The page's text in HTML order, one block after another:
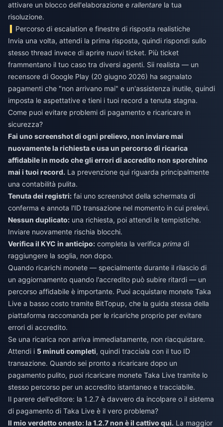
attivare un blocco dell'elaborazione e rallentare la tua
risoluzione.
Percorso di escalation e finestre di risposta realistiche
Invia una volta, attendi la prima risposta, quindi rispondi sullo
stesso thread invece di aprire nuovi ticket. Più ticket
frammentano il tuo caso tra diversi agenti. Sii realista — un
recensore di Google Play (20 giugno 2026) ha segnalato
pagamenti che "non arrivano mai" e un'assistenza inutile, quindi
imposta le aspettative e tieni i tuoi record a tenuta stagna.
Come puoi evitare problemi di pagamento e ricaricare in
sicurezza?
Fai uno screenshot di ogni prelievo, non inviare mai
nuovamente la richiesta e usa un percorso di ricarica
affidabile in modo che gli errori di accredito non sporchino
mai i tuoi record. La prevenzione qui riguarda principalmente
una contabilità pulita.
Tenuta dei registri: fai uno screenshot della schermata di
conferma e annota l'ID transazione nel momento in cui prelevi.
Nessun duplicato: una richiesta, poi attendi le tempistiche.
Inviare nuovamente rischia blocchi.
Verifica il KYC in anticipo: completa la verifica prima di
raggiungere la soglia, non dopo.
Quando ricarichi monete — specialmente durante il rilascio di
un aggiornamento quando l'accredito può subire ritardi — un
percorso affidabile è importante. Puoi acquistare monete Taka
Live a basso costo tramite BitTopup, che la guida stessa della
piattaforma raccomanda per le ricariche proprio per evitare
errori di accredito.
Se una ricarica non arriva immediatamente, non riacquistare.
Attendi i 5 minuti completi, quindi tracciala con il tuo ID
transazione. Quando sei pronto a ricaricare dopo un
pagamento pulito, puoi ricaricare monete Taka Live tramite lo
stesso percorso per un accredito istantaneo e tracciabile.
Il parere dell'editore: la 1.2.7 è davvero da incolpare o il sistema
di pagamento di Taka Live è il vero problema?
Il mio verdetto onesto: la 1.2.7 non è il cattivo qui. La maggior